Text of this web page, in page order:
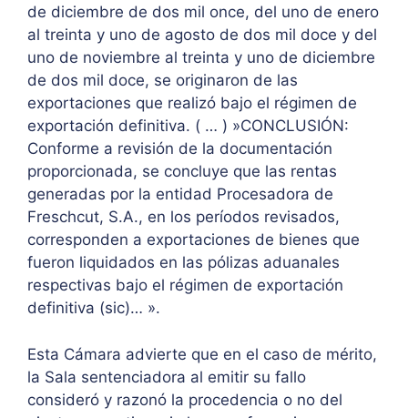
de diciembre de dos mil once, del uno de enero
al treinta y uno de agosto de dos mil doce y del
uno de noviembre al treinta y uno de diciembre
de dos mil doce, se originaron de las
exportaciones que realizó bajo el régimen de
exportación definitiva. ( … ) »CONCLUSIÓN:
Conforme a revisión de la documentación
proporcionada, se concluye que las rentas
generadas por la entidad Procesadora de
Freschcut, S.A., en los períodos revisados,
corresponden a exportaciones de bienes que
fueron liquidados en las pólizas aduanales
respectivas bajo el régimen de exportación
definitiva (sic)… ».
Esta Cámara advierte que en el caso de mérito,
la Sala sentenciadora al emitir su fallo
consideró y razonó la procedencia o no del